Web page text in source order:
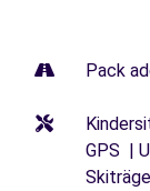
Pack
GPS |